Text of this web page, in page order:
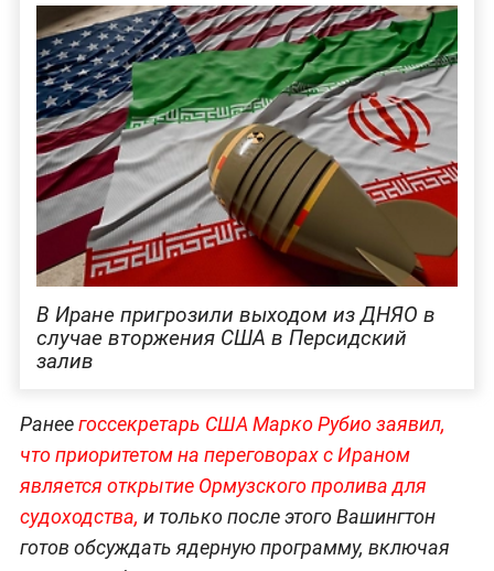
В Иране пригрозили выходом из ДНЯО в
случае вторжения США в Персидский
залив
Ранеегоссекретарь США Марко Рубио заявил,
что приоритетом на переговорах с Ираном
является открытие Ормузского пролива для
судоходства, и только после этого Вашингтон
готов обсуждать ядерную программу, включая